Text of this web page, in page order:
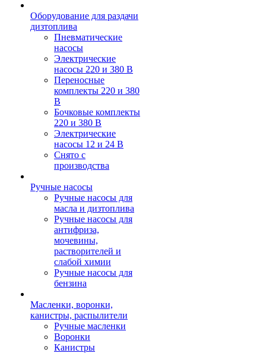
Оборудование для раздачи
дизтоплива
Пневматические
насосы
Электрические
насосы 220 и 380 В
Переносные
комплекты 220 и 380
В
Бочковые комплекты
220 и 380 В
Электрические
насосы 12 и 24 В
Снято с
производства
Ручные насосы
Ручные насосы для
масла и дизтоплива
Ручные насосы для
антифриза,
мочевины,
растворителей и
слабой химии
Ручные насосы для
бензина
Масленки, воронки,
канистры, распылители
Ручные масленки
Воронки
Канистры